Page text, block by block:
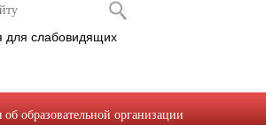
иностранных
для слабовидящих
об образовательной организации